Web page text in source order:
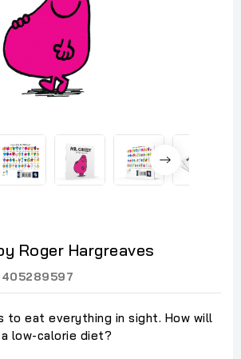
Roger Hargreaves
to eat everything in sight. How will
low-calorie diet?